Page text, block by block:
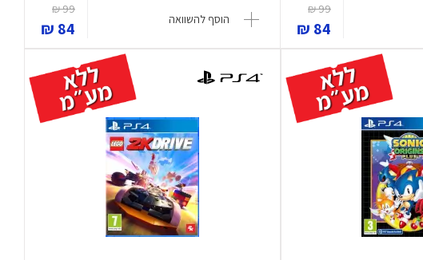
99 ₪
84 ₪ הוסף להשוואה
99 ₪
84 ₪